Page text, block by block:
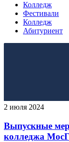
Колледж
Фестивали
Колледж
Абитуриент
2 июля 2024
Выпускные
колледжа